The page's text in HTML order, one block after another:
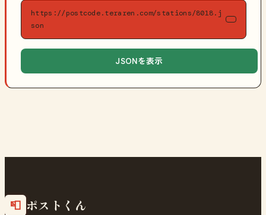
https://postcode.teraren.com/stations/8018.j
son
JSONを表示
📮 ポストくん